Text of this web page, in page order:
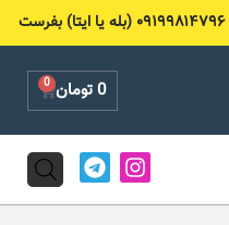
0تومان 0
Cart
I
n
s
T
e
l